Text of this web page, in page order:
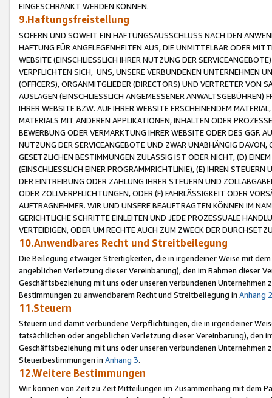
EINGESCHRÄNKT WERDEN KÖNNEN.
9.Haftungsfreistellung
SOFERN UND SOWEIT EIN HAFTUNGSAUSSCHLUSS NACH DEN
HAFTUNG FÜR ANGELEGENHEITEN AUS, DIE UNMITTELBAR ODER
WEBSITE (EINSCHLIESSLICH IHRER NUTZUNG DER
VERPFLICHTEN SICH, UNS, UNSERE VERBUNDENEN UNTERNEHMEN
(OFFICERS), ORGANMITGLIEDER (DIRECTORS) UND VERTRETER VON
AUSLAGEN (EINSCHLIESSLICH ANGEMESSENER
IHRER WEBSITE BZW. AUF IHRER WEBSITE ERSCHEINENDEM
MATERIALS MIT ANDEREN APPLIKATIONEN, INHALTEN ODER
BEWERBUNG ODER VERMARKTUNG IHRER WEBSITE ODER DES GGF.
NUTZUNG DER SERVICEANGEBOTE UND ZWAR UNABHÄNGIG
GESETZLICHEN BESTIMMUNGEN ZULÄSSIG IST ODER NICHT, (D)
(EINSCHLIESSLICH EINER PROGRAMMRICHTLINIE), (E) IHREN
DER EINTREIBUNG ODER ZAHLUNG IHRER STEUERN UND
ODER ZOLLVERPFLICHTUNGEN, ODER (F) FAHRLÄSSIGKEIT ODER
AUFTRAGNEHMER. WIR UND UNSERE BEAUFTRAGTEN KÖNNEN IM
GERICHTLICHE SCHRITTE EINLEITEN UND JEDE PROZESSUALE
VERTEIDIGEN, ODER UM RECHTE AUCH ZUM ZWECK DER
10.Anwendbares Recht und Streitbeilegung
Die Beilegung etwaiger Streitigkeiten, die in irgendeiner Weise mit
angeblichen Verletzung dieser Vereinbarung), den im Rahmen dieser
Geschäftsbeziehung mit uns oder unseren verbundenen
Bestimmungen zu anwendbarem Recht und Streitbeilegung in Anhang 2
11.Steuern
Steuern und damit verbundene Verpflichtungen, die in irgendeiner
tatsächlichen oder angeblichen Verletzung dieser Vereinbarung), den
Geschäftsbeziehung mit uns oder unseren verbundenen
Steuerbestimmungen in Anhang 3.
12.Weitere Bestimmungen
Wir können von Zeit zu Zeit Mitteilungen im Zusammenhang mit dem